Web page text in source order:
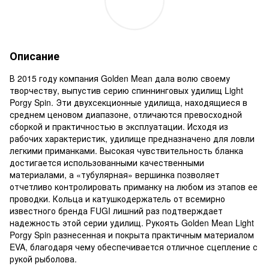
Описание
В 2015 году компания Golden Mean дала волю своему
творчеству, выпустив серию спиннинговых удилищ Light
Porgy Spin. Эти двухсекционные удилища, находящиеся в
среднем ценовом диапазоне, отличаются превосходной
сборкой и практичностью в эксплуатации. Исходя из
рабочих характеристик, удилище предназначено для ловли
легкими приманками. Высокая чувствительность бланка
достигается использованными качественными
материалами, а «тубулярная» вершинка позволяет
отчетливо контролировать приманку на любом из этапов ее
проводки. Кольца и катушкодержатель от всемирно
известного бренда FUGI лишний раз подтверждает
надежность этой серии удилищ. Рукоять Golden Mean Light
Porgy Spin разнесенная и покрыта практичным материалом
EVA, благодаря чему обеспечивается отличное сцепление с
рукой рыболова.